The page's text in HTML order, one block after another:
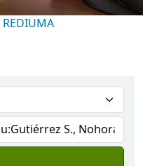
REDIUMA